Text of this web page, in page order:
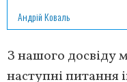
Андрій Коваль
З нашого досвіду
наступні питання